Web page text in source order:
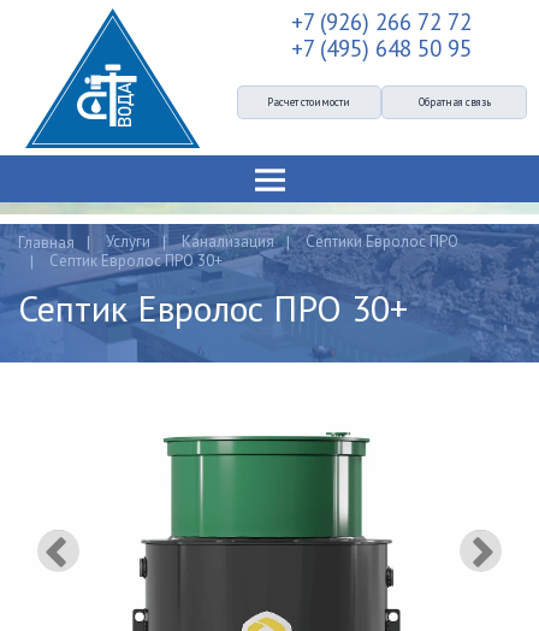
+7 (926) 266 72 72
+7 (495) 648 50 95
Расчет стоимости Обратная связь
Главная Услуги Канализация
Септики Евролос ПРО
Септик Евролос ПРО 30+
Септик Евролос ПРО 30+